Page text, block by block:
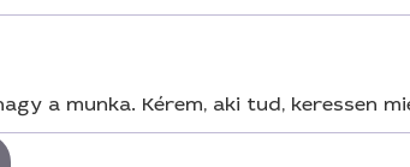
a munka. Kérem, aki tud, keressen